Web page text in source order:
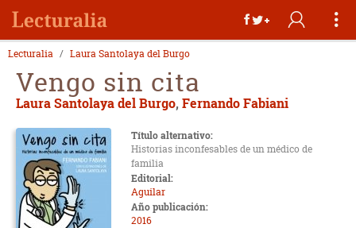
Lecturalia Laura Santolaya del Burgo
Vengo sin cita
Laura Santolaya del Burgo, Fernando Fabiani
Título alternativo:
Historias inconfesables de un médico de
familia
Editorial:
Aguilar
Año publicación:
2016